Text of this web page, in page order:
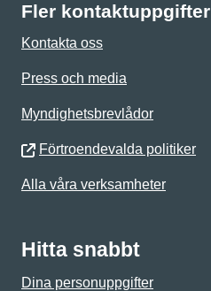
Fler kontaktuppgifter
Kontakta oss
Press och media
Myndighetsbrevlådor
Förtroendevalda politiker
Alla våra verksamheter
Hitta snabbt
Dina personuppgifter